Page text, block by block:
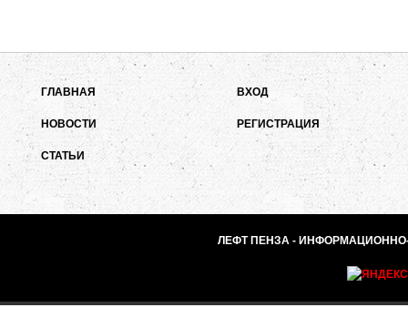
ГЛАВНАЯ
НОВОСТИ
СТАТЬИ
ВХОД
РЕГИСТРАЦИЯ
ЛЕФТ ПЕНЗА - ИНФОРМАЦИОННО-